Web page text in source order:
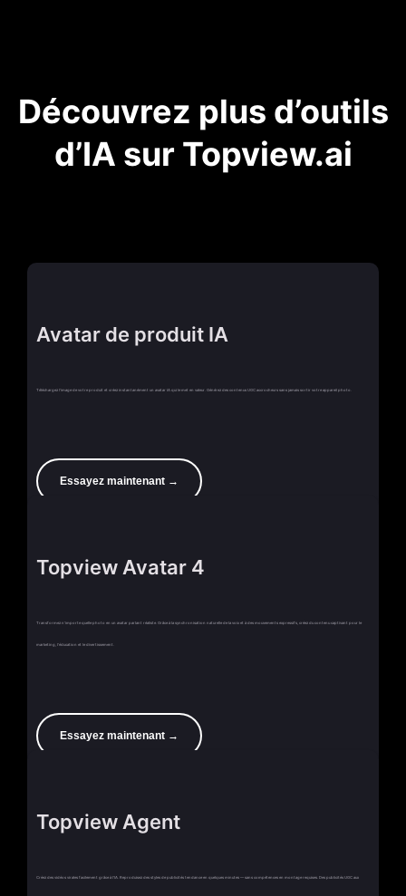
Découvrez plus d’outils
d’IA sur Topview.ai
Avatar de produit IA
Téléchargez l'image de votre produit et créez instantanément un avatar IA qui le met en valeur. Générez des contenus UGC accrocheurs sans jamais sortir votre appareil photo.
Essayez maintenant →
Topview Avatar 4
Transformez n'importe quelle photo en un avatar parlant réaliste. Grâce à la synchronisation naturelle de la voix et à des mouvements expressifs, créez du contenu captivant pour le
marketing, l'éducation et le divertissement.
Essayez maintenant →
Topview Agent
Créez des vidéos virales facilement grâce à l'IA. Reproduisez des styles de publicités tendance en quelques minutes — sans compétences en montage requises. Des publicités UGC aux